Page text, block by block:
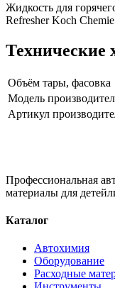
Жидкость для
Refresher Koch
Технические
Объём тары, фасовка
Модель
Артикул
Профессиональная
материалы для
Каталог
Автохимия
Оборудование
Расходные